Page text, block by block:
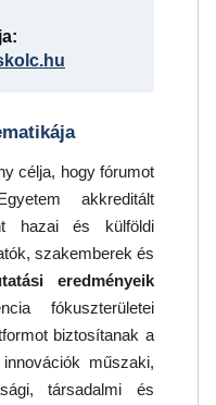
célja, hogy fórumot
akkreditált
hazai és külföldi
szakemberek és
eredményeik
fókuszterületei
biztosítanak a
műszaki,
társadalmi és